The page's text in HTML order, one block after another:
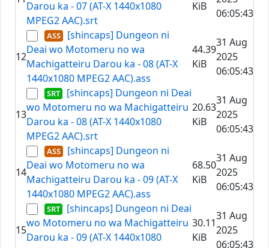
Darou ka - 07 (AT-X 1440x1080
MPEG2 AAC).srt
KiB
06:05:43
12
[shincaps] Dungeon ni
Deai wo Motomeru no wa
Machigatteiru Darou ka - 08 (AT-X
1440x1080 MPEG2 AAC).ass
44.39
KiB
31 Aug
2025
06:05:43
13
[shincaps] Dungeon ni Deai
wo Motomeru no wa Machigatteiru
Darou ka - 08 (AT-X 1440x1080
MPEG2 AAC).srt
20.63
KiB
31 Aug
2025
06:05:43
14
[shincaps] Dungeon ni
Deai wo Motomeru no wa
Machigatteiru Darou ka - 09 (AT-X
1440x1080 MPEG2 AAC).ass
68.50
KiB
31 Aug
2025
06:05:43
15
[shincaps] Dungeon ni Deai
wo Motomeru no wa Machigatteiru
Darou ka - 09 (AT-X 1440x1080
30.11
KiB
31 Aug
2025
06:05:43